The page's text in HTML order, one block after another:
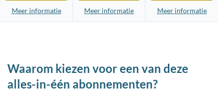
Meer informatie Meer informatie Meer informatie
Waarom kiezen voor een van deze
alles-in-één abonnementen?